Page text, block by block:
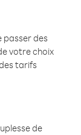
passer des
votre choix
tarifs
de